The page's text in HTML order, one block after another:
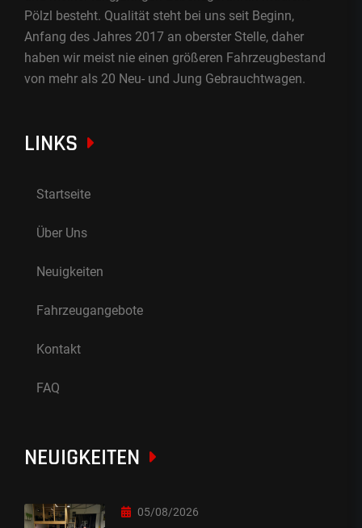
Pölzl besteht. Qualität steht bei uns seit Beginn,
Anfang des Jahres 2017 an oberster Stelle, daher
haben wir meist nie einen größeren Fahrzeugbestand
von mehr als 20 Neu- und Jung Gebrauchtwagen.
LINKS
Startseite
Über Uns
Neuigkeiten
Fahrzeugangebote
Kontakt
FAQ
NEUIGKEITEN
05/08/2026